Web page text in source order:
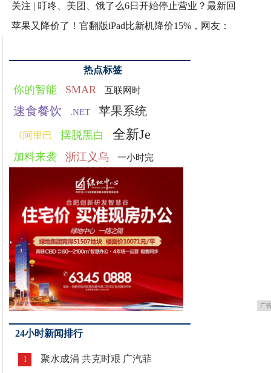
关注 | 叮咚、美团、饿了么6日开始停止营业？最新回
苹果又降价了！官翻版iPad比新机降价15%，网友：
热点标签
你的智能 SMAR 互联网时
速食餐饮 .NET 苹果系统
《阿里巴 摆脱黑白 全新Je
加料来袭 浙江义乌 一小时完
广
24小时新闻排行
1 聚水成涓 共克时艰 广汽菲